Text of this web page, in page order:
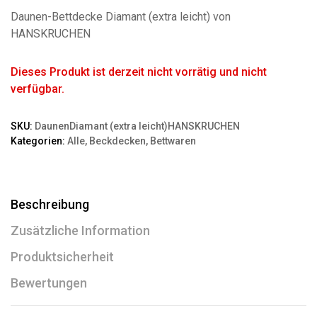
Daunen-Bettdecke Diamant (extra leicht) von
HANSKRUCHEN
Dieses Produkt ist derzeit nicht vorrätig und nicht
verfügbar.
SKU: DaunenDiamant (extra leicht)HANSKRUCHEN
Kategorien: Alle, Beckdecken, Bettwaren
Beschreibung
Zusätzliche Information
Produktsicherheit
Bewertungen